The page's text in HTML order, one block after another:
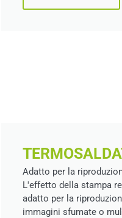
Adatto per la
L'effetto della stampa
adatto per la
immagini sfumate o